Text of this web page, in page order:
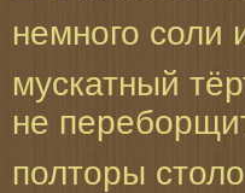
немного соли
мускатный
не
полторы